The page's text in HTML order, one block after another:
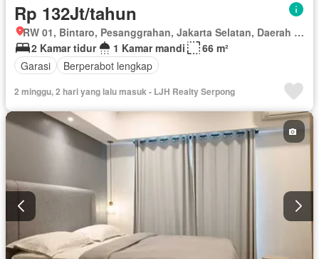
Rp 132Jt/tahun
RW 01, Bintaro, Pesanggrahan, Jakarta Selatan, Daerah Khusus Ibukota Jakarta
2 Kamar tidur
1 Kamar mandi
66 m²
Garasi
Berperabot lengkap
2 minggu, 2 hari yang lalu masuk - LJH Realty Serpong